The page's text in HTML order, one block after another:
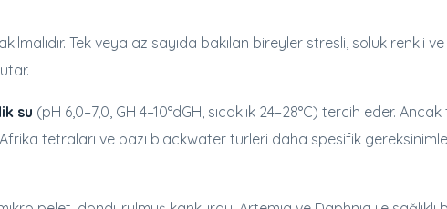
Tek veya az sayıda bakılan bireyler stresli, soluk renkli
su (pH 6,0–7,0, GH 4–10°dGH, sıcaklık 24–28°C) tercih eder.
tetraları ve bazı blackwater türleri daha spesifik